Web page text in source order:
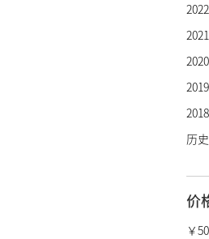
沛
真
柏
历
价
￥